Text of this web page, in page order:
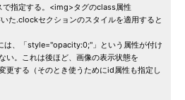
指定する。<img>タグのclass属性
た.clockセクションのスタイルを適用すると
は、「style="opacity:0;"」という属性が付け
い。これは後ほど、画像の表示状態を
更する（そのとき使うためにid属性も指定し